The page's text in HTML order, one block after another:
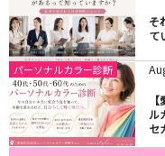
そ
て
パーソナルカラー診断
ル
セ